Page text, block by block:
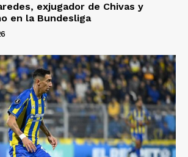
exjugador de Chivas y
en la Bundesliga